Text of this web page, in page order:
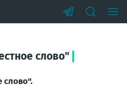
слово"
слово".